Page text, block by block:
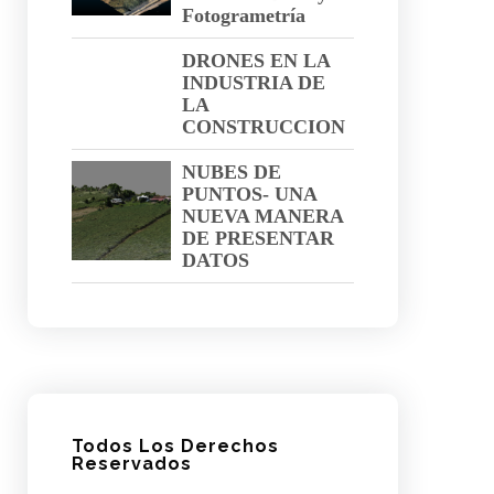
Fotogrametría
DRONES EN LA
INDUSTRIA DE
LA
CONSTRUCCION
NUBES DE
PUNTOS- UNA
NUEVA MANERA
DE PRESENTAR
DATOS
Todos Los Derechos
Reservados